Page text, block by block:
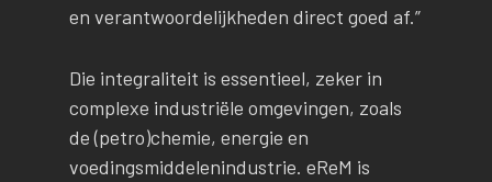
en verantwoordelijkheden direct goed af.”
Die integraliteit is essentieel, zeker in
complexe industriële omgevingen, zoals
de (petro)chemie, energie en
voedingsmiddelenindustrie. eReM is